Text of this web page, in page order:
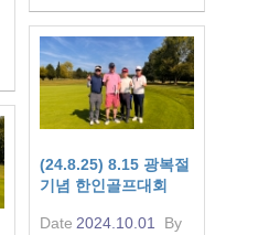
(24.8.25) 8.15 광복절
기념 한인골프대회
Date 2024.10.01
By